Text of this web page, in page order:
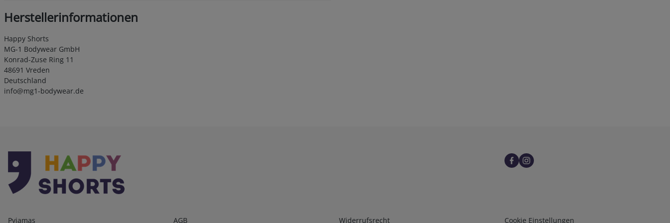
Herstellerinformationen
Happy Shorts
MG-1 Bodywear GmbH
Konrad-Zuse Ring 11
48691 Vreden
Deutschland
info@mg1-bodywear.de
Kategorien
Pyjamas Infos 1
AGB Infos 2
Widerrufsrecht Infos 3
Cookie Einstellungen